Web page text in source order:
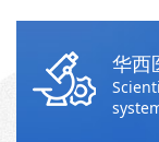
华西